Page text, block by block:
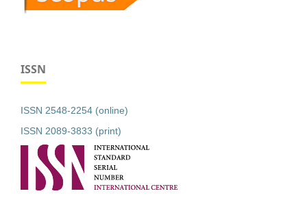
ISSN
ISSN 2548-2254 (online)
ISSN 2089-3833 (print)